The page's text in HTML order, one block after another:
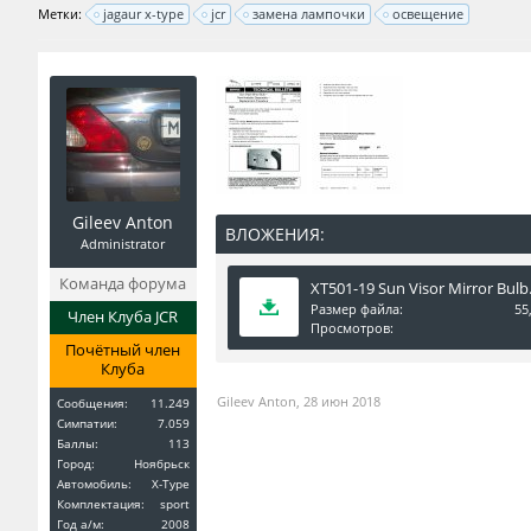
Метки: jagaur x-type jcr замена лампочки освещение
Gileev Anton
Administrator
Команда форума
Член Клуба JCR
Почётный член
Клуба
Сообщения:
11.249
Симпатии:
7.059
Баллы:
113
Город:
Ноябрьск
Автомобиль:
X-Type
Комплектация:
sport
Год a/м:
2008
ВЛОЖЕНИЯ:
XT501-19 Sun Visor Mirror
Размер файла:
Просмотров:
Gileev Anton, 28 июн 2018